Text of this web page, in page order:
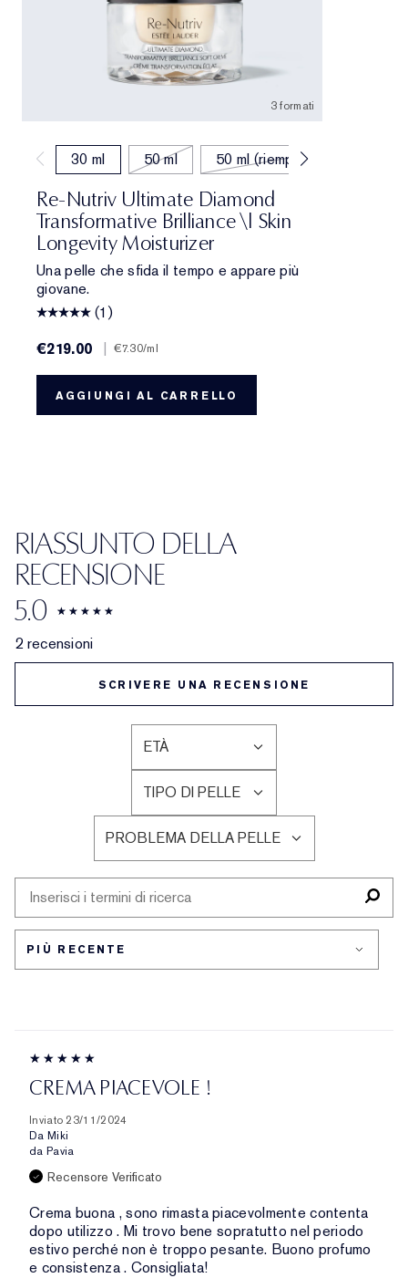
3 formati
30 ml 50 ml 50 ml (riempimento)
Re-Nutriv Ultimate Diamond
Transformative Brilliance \| Skin
Longevity Moisturizer
Una pelle che sfida il tempo e appare più
giovane.
(1)
€219.00
| €7.30/ml
AGGIUNGI AL CARRELLO
RIASSUNTO DELLA
RECENSIONE
5.0
2 recensioni
SCRIVERE UNA RECENSIONE
ETÀ
FILTRA
LE
RECENSIONI
PER
ETÀ
TIPO DI PELLE
FILTRA
LE
RECENSIONI
PER
TIPO
DI
PELLE
PROBLEMA DELLA PELLE
FILTRA
LE
PER
DELLA
CREMA PIACEVOLE !
Inviato 23/11/2024
Da Miki
da Pavia
Recensore Verificato
Crema buona , sono rimasta piacevolmente contenta
dopo utilizzo . Mi trovo bene sopratutto nel periodo
estivo perché non è troppo pesante. Buono profumo
e consistenza . Consigliata!